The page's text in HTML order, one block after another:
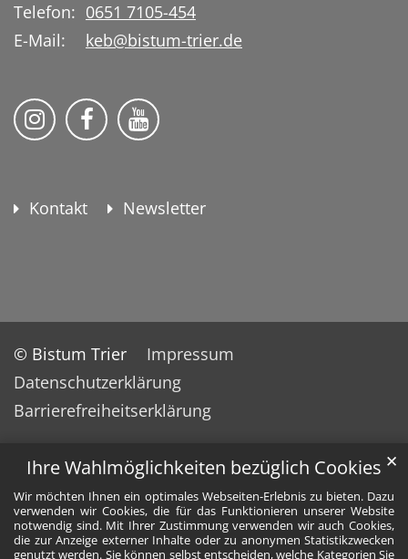
Ihre Wahlmöglichkeiten bezüglich Cookies
Wir möchten Ihnen ein optimales Webseiten-Erlebnis zu bieten. Dazu
verwenden wir Cookies, die für das Funktionieren unserer Website
notwendig sind. Mit Ihrer Zustimmung verwenden wir auch Cookies,
die zur Anzeige externer Inhalte oder zu anonymen Statistikzwecken
genutzt werden. Sie können selbst entscheiden, welche Kategorien Sie
✕
Telefon: 0651 7105-454
E-Mail:
keb@bistum-trier.de
KEB Bildung Leben auf Instagram
KEB Bildung Leben auf Facebook
KEB Bildung Leben auf
Kontakt Newsletter
© Bistum Trier
Impressum
Datenschutzerklärung
Barrierefreiheitserklärung